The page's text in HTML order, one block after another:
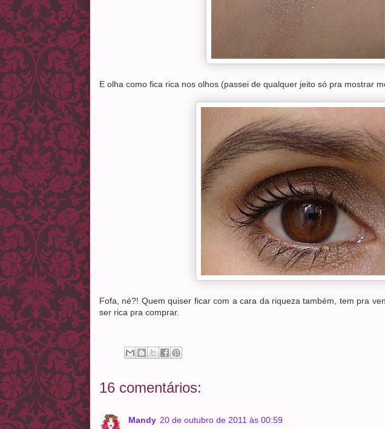
E olha como fica rica nos olhos (passei de qualquer jeito só pra mostrar
Fofa, né?! Quem quiser ficar com a cara da riqueza também, tem pra
ser rica pra comprar.
16 comentários:
Mandy 20 de outubro de 2011 às 00:59